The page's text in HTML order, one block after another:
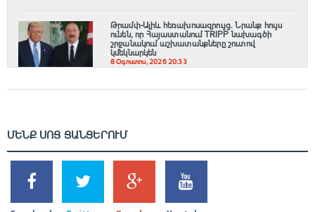
Թրամփ-Ալիև հեռախոսազրույց. Նրանք հույս
ունեն, որ Հայաստանում TRIPP նախագծի
շրջանակում աշխատանքները շուտով
կմեկնարկեն
8 Օգոստոս, 2026 20:33
ՄԵՆՔ ՍՈՑ ՑԱՆՑԵՐՈՒՄ
2k
SHARES
1.5k
TWEETS
203
SHARES
620
SHARES